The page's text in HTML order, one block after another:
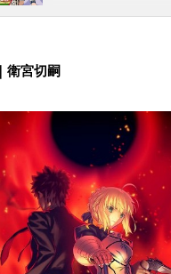
得、上忍カカシ率い
NARUTO-ナルト-放
スケジュール2002
～2007年2月8日（木
話数全220話キャス
ト：竹内順子うち
彰春野サクラ：中村
シ：井上和彦うみの
木ノ葉丸：大谷育江
飛：柴田秀勝スタッ
｜衛宮切嗣